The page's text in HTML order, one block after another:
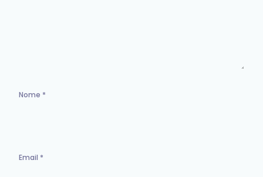
Nome *
Email *